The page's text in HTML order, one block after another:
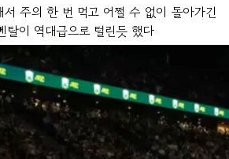
주의 한 번 먹고 어쩔 수 없이 돌아가긴
탈이 역대급으로 털린듯 했다